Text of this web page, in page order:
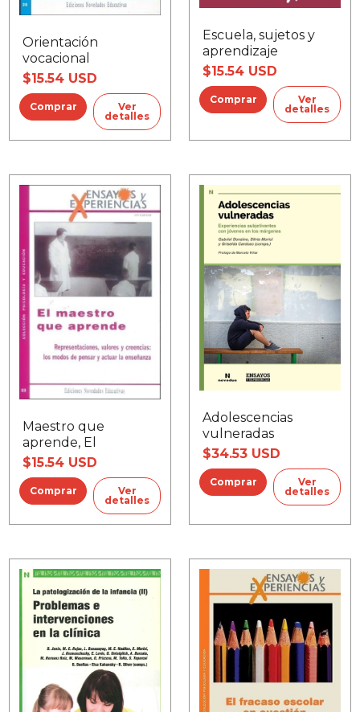
Orientación
vocacional
$15.54 USD
Ver
detalles
Escuela, sujetos y
aprendizaje
$15.54 USD
Ver
detalles
Maestro que
aprende, El
$15.54 USD
Ver
detalles
Adolescencias
vulneradas
$34.53 USD
Ver
detalles